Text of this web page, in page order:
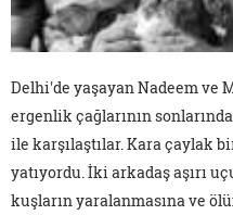
Delhi'de yaşayan Nadeem ve
ergenlik çağlarının
ile karşılaştılar. Kara çaylak
yatıyordu. İki arkadaş aşırı
kuşların yaralanmasına ve